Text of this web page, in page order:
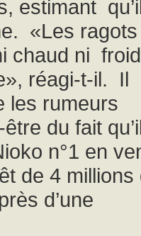
estimant
«Les ragots
chaud ni
réagi-t-il. Il
les rumeurs
du fait
n°1 en
de 4
d’une